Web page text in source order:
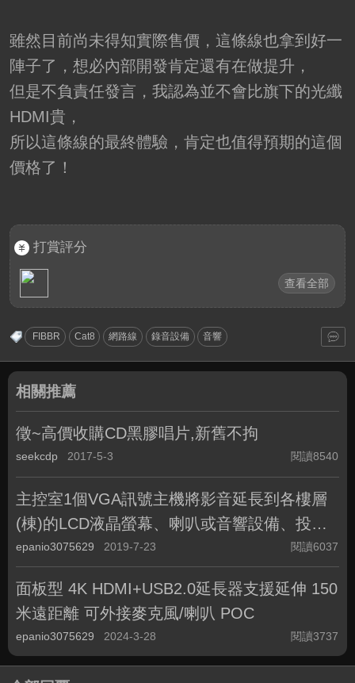
雖然目前尚未得知實際售價，這條線也拿到好一
陣子了，想必內部開發肯定還有在做提升，
但是不負責任發言，我認為並不會比旗下的光纖
HDMI貴，
所以這條線的最終體驗，肯定也值得預期的這個
價格了！
打賞評分
查看全部
FIBBR Cat8 網路線 錄音設備 音響
相關推薦
徵~高價收購CD黑膠唱片,新舊不拘
seekcdp 2017-5-3 閱讀8540
主控室1個VGA訊號主機將影音延長到各樓層
(棟)的LCD液晶螢幕、喇叭或音響設備、投影
機、液晶電視等作同步播放顯示(VD1000TR)
epanio3075629 2019-7-23 閱讀6037
面板型 4K HDMI+USB2.0延長器支援延伸 150
米遠距離 可外接麥克風/喇叭 POC
epanio3075629 2024-3-28 閱讀3737